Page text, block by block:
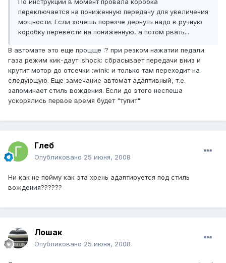
По инструкции в момент провала коробка
переключается на пониженную передачу для увеличения
мощности. Если хочешь порезче дернуть надо в ручную
коробку перевести на пониженную, а потом рвать...
В автомате это еще прощще :? при резком нажатии педали
газа режим кик-даут :shock: сбрасывает передачи вниз и
крутит мотор до отсечки :wink: и только там переходит на
следующую. Еще замечание автомат адаптивный, т.е.
запоминает стиль вождения. Если до этого неспеша
ускорялись первое время будет "тупит"
Глеб
Опубликовано 25 июня, 2008
Ни как не пойму как эта хрень адаптируется под стиль
вождения??????
Лошак
Опубликовано 25 июня, 2008